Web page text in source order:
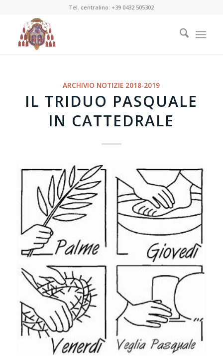
Tel. centralino:+39 0432 505302
ARCHIVIO NOTIZIE 2018-2019
IL TRIDUO PASQUALE
IN CATTEDRALE